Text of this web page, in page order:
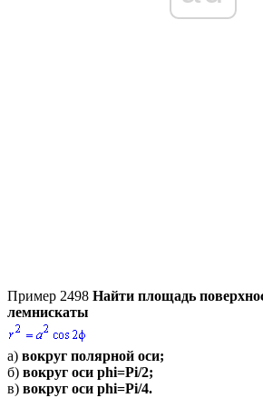
Пример 2498 Найти площадь
лемнискаты
а) вокруг полярной оси;
б) вокруг оси phi=Pi/2;
в) вокруг оси phi=Pi/4.